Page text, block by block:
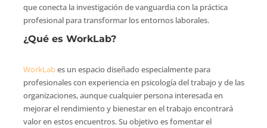
que conecta la investigación de vanguardia con la práctica
profesional para transformar los entornos laborales.
¿Qué es WorkLab?
WorkLabes un espacio diseñado especialmente para
profesionales con experiencia en psicología del trabajo y de las
organizaciones, aunque cualquier persona interesada en
mejorar el rendimiento y bienestar en el trabajo encontrará
valor en estos encuentros. Su objetivo es fomentar el